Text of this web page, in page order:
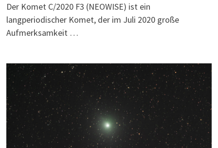
Der Komet C/2020 F3 (NEOWISE) ist ein
langperiodischer Komet, der im Juli 2020 große
Aufmerksamkeit …